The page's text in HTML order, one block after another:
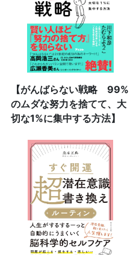
【がんばらない戦略 99%
のムダな努力を捨てて、大
切な1%に集中する方法】